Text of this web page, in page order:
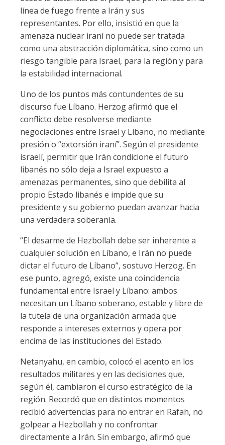
línea de fuego frente a Irán y sus
representantes. Por ello, insistió en que la
amenaza nuclear iraní no puede ser tratada
como una abstracción diplomática, sino como un
riesgo tangible para Israel, para la región y para
la estabilidad internacional.
Uno de los puntos más contundentes de su
discurso fue Líbano. Herzog afirmó que el
conflicto debe resolverse mediante
negociaciones entre Israel y Líbano, no mediante
presión o “extorsión iraní”. Según el presidente
israelí, permitir que Irán condicione el futuro
libanés no sólo deja a Israel expuesto a
amenazas permanentes, sino que debilita al
propio Estado libanés e impide que su
presidente y su gobierno puedan avanzar hacia
una verdadera soberanía.
“El desarme de Hezbollah debe ser inherente a
cualquier solución en Líbano, e Irán no puede
dictar el futuro de Líbano”, sostuvo Herzog. En
ese punto, agregó, existe una coincidencia
fundamental entre Israel y Líbano: ambos
necesitan un Líbano soberano, estable y libre de
la tutela de una organización armada que
responde a intereses externos y opera por
encima de las instituciones del Estado.
Netanyahu, en cambio, colocó el acento en los
resultados militares y en las decisiones que,
según él, cambiaron el curso estratégico de la
región. Recordó que en distintos momentos
recibió advertencias para no entrar en Rafah, no
golpear a Hezbollah y no confrontar
directamente a Irán. Sin embargo, afirmó que